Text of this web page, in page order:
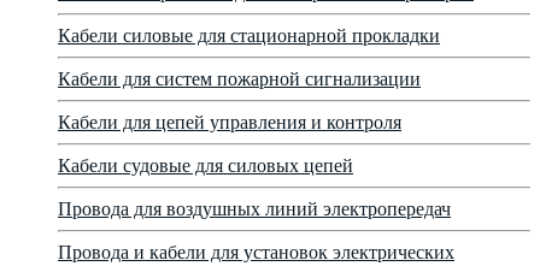
Кабели силовые для стационарной прокладки
Кабели для систем пожарной сигнализации
Кабели для цепей управления и контроля
Кабели судовые для силовых цепей
Провода для воздушных линий электропередач
Провода и кабели для установок электрических